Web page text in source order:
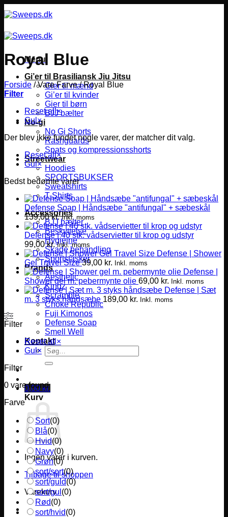
til
Menu
Gi’er til Brasiliansk Jiu Jitsu
Gier til mænd
Gi’er til kvinder
Gier til børn
BJJ bælter
No-gi
No Gi Shorts
Rashguards
Spats og kompressionsshorts
Streetwear
Hoodies
SPORTSBUKSER
Sweatshirts
T-Shirts
Accessories
BJJ bælter
Beskyttelse
Hygiejne
Skade behandling
Sportstasker
Brands
Aesthetic
Kingz
Scramble
Choke Republic
Fuji Kimonos
Defense Soap
Smell Well
Kontakt
Søg
efter:
0,00 kr.
Kurv
Ingen varer i kurven.
Tilbage til shoppen
Varekurv
Royal Blue
Forside /Vare Farve/Royal Blue
Filter
Reset all×
Gul ×
Der blev ikke fundet nogle varer, der matcher dit valg.
Reset all×
Gul×
Bedst bedømte varer
Defense Soap | Håndsæbe "antifungal" + sæbeskål
139,00kr. Inkl. moms
Defense | 40 stk. vådservietter til krop og udstyr
99,00kr. Inkl. moms
Defense | Shower
Gel Travel Size 39,00 kr. Inkl. moms
Defense |
Shower gel m. pebermynte olie 69,00 kr. Inkl. moms
Defense | Sæt
m. 3 styks håndsæbe 189,00 kr. Inkl. moms
Filter
Reset all ×
Gul×
Filter
0 vare found
Farve
Sort(0)
Blå(0)
Hvid(0)
Navy(0)
Grøn(0)
sort/sort(0)
sort/guld(0)
sort/gul (0)
Rød(0)
sort/hvid(0)